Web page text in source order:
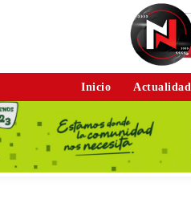
Inicio Actualidad